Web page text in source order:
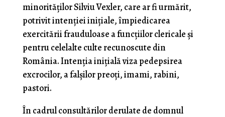
minorităţilor Silviu Vexler, care ar fi urmărit,
potrivit intenţiei iniţiale, împiedicarea
exercitării frauduloase a funcţiilor clericale şi
pentru celelalte culte recunoscute din
România. Intenţia iniţială viza pedepsirea
excrocilor, a falşilor preoţi, imami, rabini,
pastori.
În cadrul consultărilor derulate de domnul